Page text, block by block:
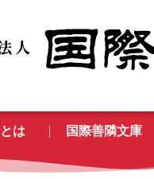
は 国際善隣文庫